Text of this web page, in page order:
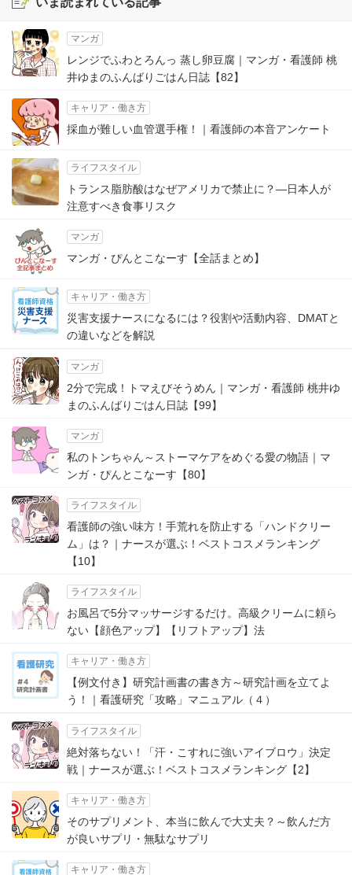
マンガ
レンジでふわとろんっ 蒸し卵豆腐｜マンガ・看護師 桃
井ゆまのふんばりごはん日誌【82】
キャリア・働き方
採血が難しい血管選手権！｜看護師の本音アンケート
ライフスタイル
トランス脂肪酸はなぜアメリカで禁止に？―日本人が
注意すべき食事リスク
マンガ
マンガ・ぴんとこなーす【全話まとめ】
キャリア・働き方
災害支援ナースになるには？役割や活動内容、DMATと
の違いなどを解説
マンガ
2分で完成！トマえびそうめん｜マンガ・看護師 桃井ゆ
まのふんばりごはん日誌【99】
マンガ
私のトンちゃん～ストーマケアをめぐる愛の物語｜マ
ンガ・ぴんとこなーす【80】
ライフスタイル
看護師の強い味方！手荒れを防止する「ハンドクリー
ム」は？｜ナースが選ぶ！ベストコスメランキング
【10】
ライフスタイル
お風呂で5分マッサージするだけ。高級クリームに頼ら
ない【顔色アップ】【リフトアップ】法
キャリア・働き方
【例文付き】研究計画書の書き方～研究計画を立てよ
う！｜看護研究「攻略」マニュアル（４）
ライフスタイル
絶対落ちない！「汗・こすれに強いアイブロウ」決定
戦｜ナースが選ぶ！ベストコスメランキング【2】
キャリア・働き方
そのサプリメント、本当に飲んで大丈夫？～飲んだ方
が良いサプリ・無駄なサプリ
キャリア・働き方